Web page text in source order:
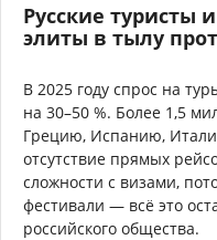
Русские туристы
элиты в тылу
В 2025 году спрос на
на 30–50 %. Более 1,5
Грецию, Испанию,
отсутствие прямых
сложности с визами,
фестивали — всё это
российского общества.